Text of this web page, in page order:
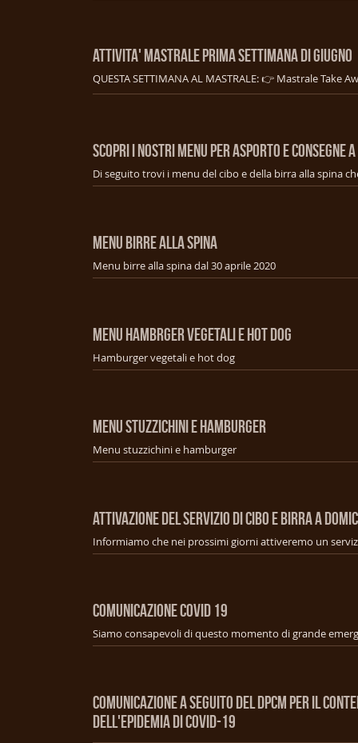
ATTIVITA' MASTRALE PRIMA SETTIMANA DI GIUGNO
SCOPRI I NOSTRI MENU PER ASPORTO E CONSEGNE
MENU BIRRE ALLA SPINA
Menu birre alla spina dal 30 aprile 2020
MENU HAMBRGER VEGETALI E HOT DOG
Hamburger vegetali e hot dog
MENU STUZZICHINI E HAMBURGER
Menu stuzzichini e hamburger
ATTIVAZIONE DEL SERVIZIO DI CIBO E BIRRA A
COMUNICAZIONE COVID 19
COMUNICAZIONE A SEGUITO DEL DPCM PER IL
DELL'EPIDEMIA DI COVID-19